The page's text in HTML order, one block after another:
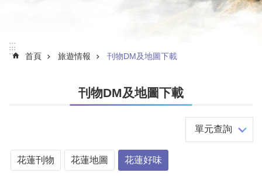
:::
::: 首頁 旅遊情報 刊物DM及地圖下載
刊物DM及地圖下載
單元查詢
花蓮刊物 花蓮地圖 花蓮好味